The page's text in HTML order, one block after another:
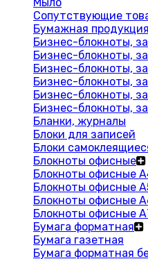
Сопутствующие
Бумажная продукция
Бизнес-блокноты,
Бизнес-блокноты,
Бизнес-блокноты,
Бизнес-блокноты,
Бизнес-блокноты,
Бизнес-блокноты,
Бланки, журналы
Блоки для записей
Блоки
Блокноты офисные
Блокноты офисные
Блокноты офисные
Блокноты офисные
Блокноты офисные
Бумага форматная
Бумага газетная
Бумага форматная